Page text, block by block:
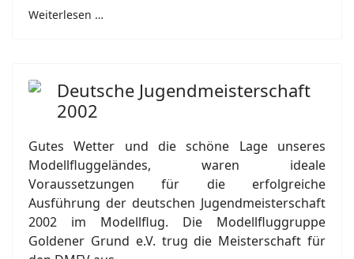
Weiterlesen …
Deutsche Jugendmeisterschaft
2002
Gutes Wetter und die schöne Lage unseres
Modellfluggeländes, waren ideale
Voraussetzungen für die erfolgreiche
Ausführung der deutschen Jugendmeisterschaft
2002 im Modellflug. Die Modellfluggruppe
Goldener Grund e.V. trug die Meisterschaft für